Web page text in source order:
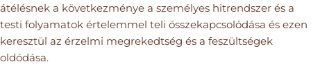
átélésnek a következménye a személyes hitrendszer és a
testi folyamatok értelemmel teli összekapcsolódása és ezen
keresztül az érzelmi megrekedtség és a feszültségek
oldódása.